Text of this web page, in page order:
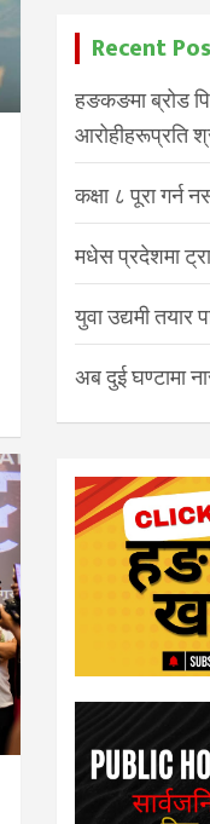
Recent
हङकङमा ब्रोड
आरोहीहरूप्रति
कक्षा ८ पूरा गर्न
मधेस प्रदेशमा
युवा उद्यमी तयार
अब दुई घण्टामा